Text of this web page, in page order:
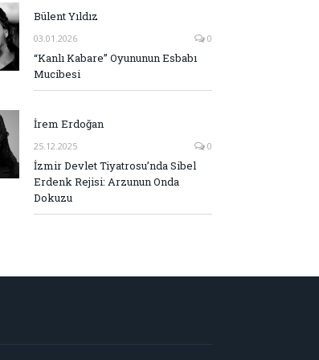
Bülent Yıldız
03.01.2026 0
“Kanlı Kabare” Oyununun Esbabı
Mucibesi
İrem Erdoğan
25.12.2025 0
İzmir Devlet Tiyatrosu’nda Sibel
Erdenk Rejisi: Arzunun Onda
Dokuzu